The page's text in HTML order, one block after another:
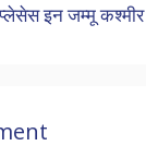
इन जम्मू कश्मीर